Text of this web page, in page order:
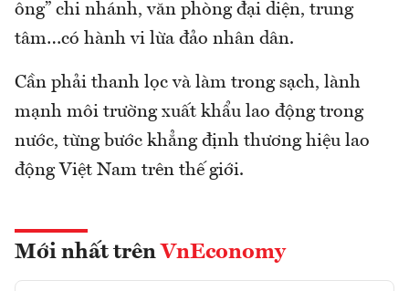
ông” chi nhánh, văn phòng đại diện, trung
tâm…có hành vi lừa đảo nhân dân.
Cần phải thanh lọc và làm trong sạch, lành
mạnh môi trường xuất khẩu lao động trong
nước, từng bước khẳng định thương hiệu lao
động Việt Nam trên thế giới.
Mới nhất trên VnEconomy